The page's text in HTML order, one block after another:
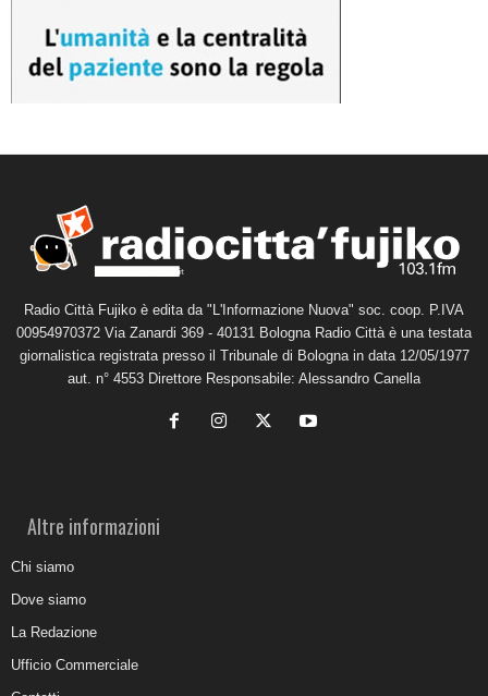
Radio Città Fujiko è edita da "L'Informazione Nuova" soc. coop. P.IVA
00954970372 Via Zanardi 369 - 40131 Bologna Radio Città è una testata
giornalistica registrata presso il Tribunale di Bologna in data 12/05/1977
aut. n° 4553 Direttore Responsabile: Alessandro Canella
Altre informazioni
Chi siamo
Dove siamo
La Redazione
Ufficio Commerciale